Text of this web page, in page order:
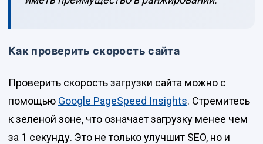
Как проверить скорость сайта
Проверить скорость загрузки сайта можно с
помощью Google PageSpeed Insights. Стремитесь
к зеленой зоне, что означает загрузку менее чем
за 1 секунду. Это не только улучшит SEO, но и